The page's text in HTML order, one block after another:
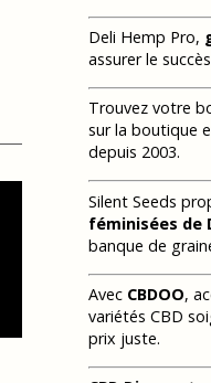
Deli Hemp Pro,
assurer le
Trouvez votre
sur la boutique
depuis 2003.
Silent Seeds
féminisées de
banque de
Avec CBDOO,
variétés CBD
prix juste.